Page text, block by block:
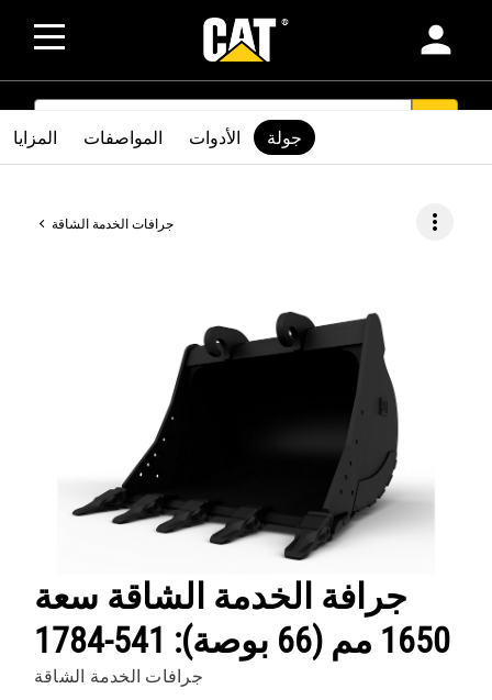
person
SEARCH
جرافات الخدمة الشاقة more_vert
جرافة الخدمة الشاقة سعة
1650 مم (66 بوصة): 541-1784
جرافات الخدمة الشاقة
المزايا المواصفات الأدوات جولة